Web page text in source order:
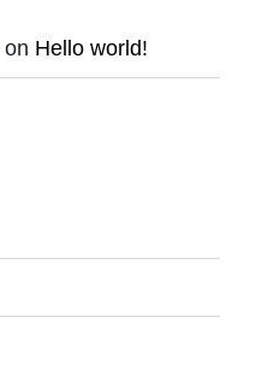
on Hello world!